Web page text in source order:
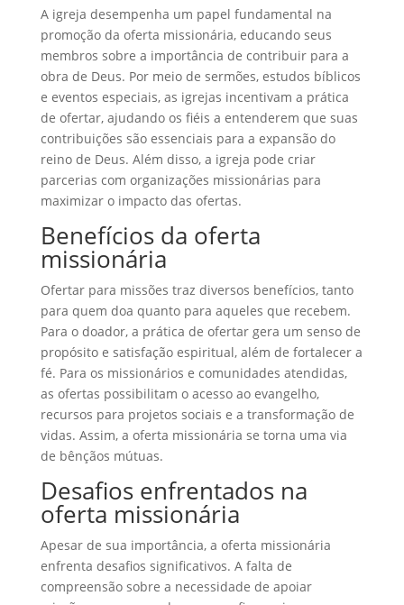
A igreja desempenha um papel fundamental na
promoção da oferta missionária, educando seus
membros sobre a importância de contribuir para a
obra de Deus. Por meio de sermões, estudos bíblicos
e eventos especiais, as igrejas incentivam a prática
de ofertar, ajudando os fiéis a entenderem que suas
contribuições são essenciais para a expansão do
reino de Deus. Além disso, a igreja pode criar
parcerias com organizações missionárias para
maximizar o impacto das ofertas.
Benefícios da oferta
missionária
Ofertar para missões traz diversos benefícios, tanto
para quem doa quanto para aqueles que recebem.
Para o doador, a prática de ofertar gera um senso de
propósito e satisfação espiritual, além de fortalecer a
fé. Para os missionários e comunidades atendidas,
as ofertas possibilitam o acesso ao evangelho,
recursos para projetos sociais e a transformação de
vidas. Assim, a oferta missionária se torna uma via
de bênçãos mútuas.
Desafios enfrentados na
oferta missionária
Apesar de sua importância, a oferta missionária
enfrenta desafios significativos. A falta de
compreensão sobre a necessidade de apoiar